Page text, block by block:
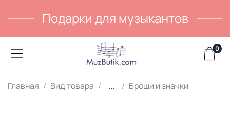
Подарки для музыкантов
0
Главная Вид товара ... Броши и значки